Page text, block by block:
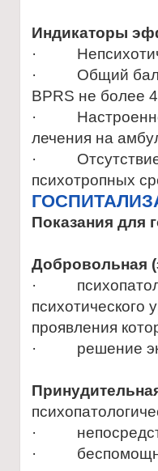
Индикаторы
·
· Общий балл
BPRS не более
·
лечения на
· Отсутствие
психотропных
Показания для
Добровольная
·
проявления
· решение
·
·